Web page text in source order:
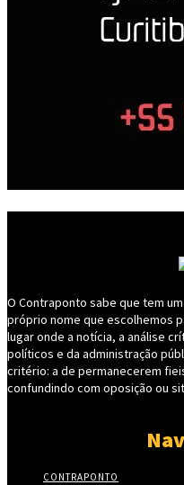
O Contraponto sabe que tem
próprio nome que escolhemos
lugar onde a notícia, a análise
políticos e da administração
critério: a de permanecerem
confundindo com oposição ou
CONTRAPONTO